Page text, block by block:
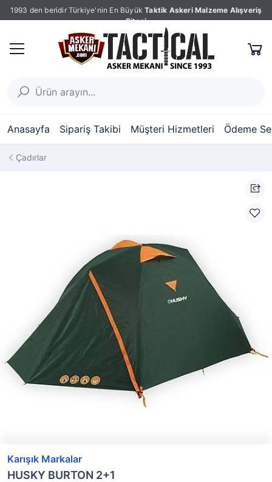
1993 den beridir Türkiye'nin En Büyük Taktik Askeri Malzeme Alışveriş
Sitesi
Anasayfa Sipariş Takibi Müşteri Hizmetleri Ödeme
Çadırlar
Karışık Markalar
HUSKY BURTON 2+1